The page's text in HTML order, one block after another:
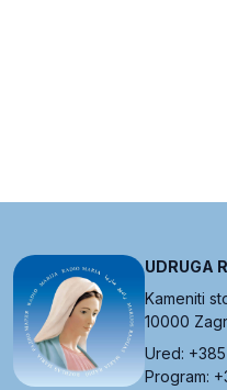
UDRUGA
Kameniti
10000
Ured:
Program: